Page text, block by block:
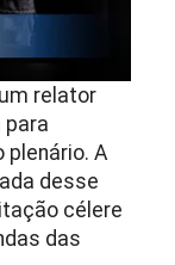
relator
para
A
desse
célere
das